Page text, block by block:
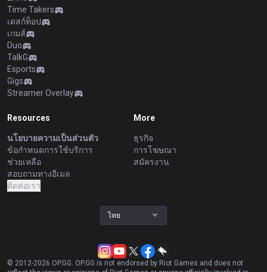
Time Takers
เดสก์ท็อป
เกมส์
Duo
TalkG
Esports
Gigs
Streamer Overlay
Resources
นโยบายความเป็นส่วนตัว
ข้อกำหนดการใช้บริการ
ช่วยเหลือ
สอบถามทางอีเมล
ติดต่อเรา
More
ธุรกิจ
การโฆษณา
สมัครงาน
ไทย
© 2012-2026 OP.GG. OP.GG is not endorsed by Riot Games and does not